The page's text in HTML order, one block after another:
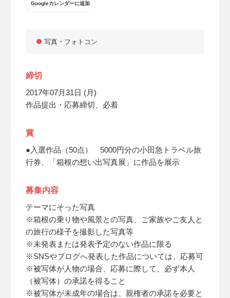
Googleカレンダーに追加
写真・フォトコン
締切
2017年07月31日 (月)
作品提出・応募締切、必着
賞
●入選作品（50点） 5000円分の小田急トラベル旅
行券、「箱根の想い出写真展」に作品を展示
募集内容
テーマにそった写真
※箱根の乗り物や風景との写真、ご家族やご友人と
の旅行の様子を撮影した写真等
※未発表または発表予定のない作品に限る
※SNSやブログへ発表した作品については、応募可
※被写体が人物の場合、応募に際して、必ず本人
（被写体）の承諾を得ること
※被写体が未成年の場合は、親権者の承諾を必要と